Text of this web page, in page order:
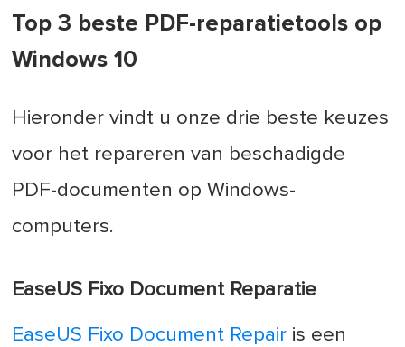
Top 3 beste PDF-reparatietools op
Windows 10
Hieronder vindt u onze drie beste keuzes
voor het repareren van beschadigde
PDF-documenten op Windows-
computers.
EaseUS Fixo Document Reparatie
EaseUS Fixo Document Repair is een